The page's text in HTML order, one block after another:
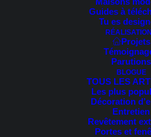
Guides à
Tu es
Projets
Parutions
BLOGUE
TOUS LES
Les plus
Décoration
Entretien
Revêtement
Portes et
Votre projet de design extérieur
de modèle de numéro civique sur
Soyez au fait des divers critères
passer à la caisse!